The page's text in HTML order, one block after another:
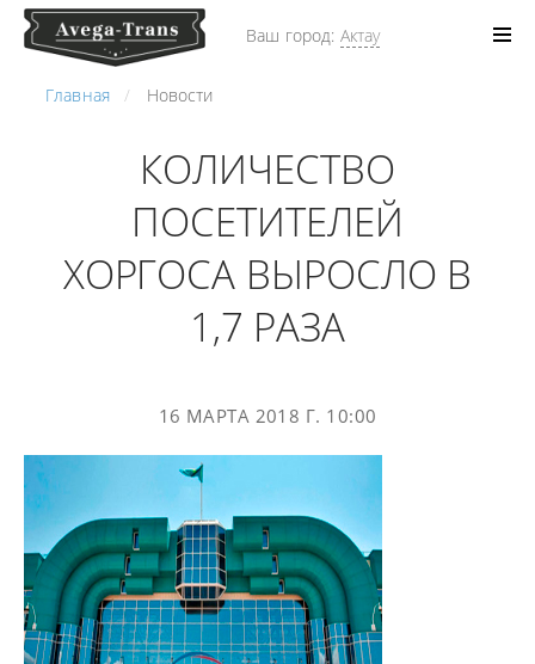
Ваш город: Актау
Главная Новости
КОЛИЧЕСТВО
ПОСЕТИТЕЛЕЙ
ХОРГОСА ВЫРОСЛО В
1,7 РАЗА
16 МАРТА 2018 Г. 10:00